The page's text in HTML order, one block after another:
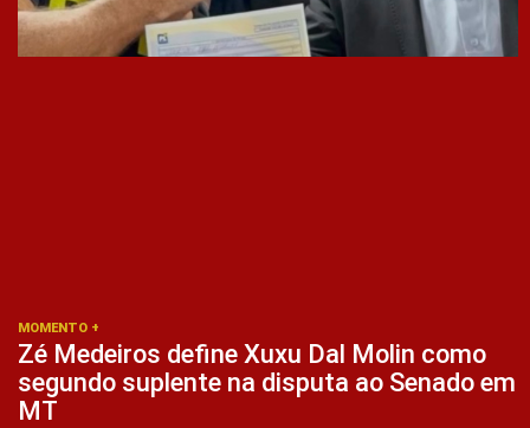
MOMENTO +
Zé Medeiros define Xuxu Dal Molin como
segundo suplente na disputa ao Senado em
MT